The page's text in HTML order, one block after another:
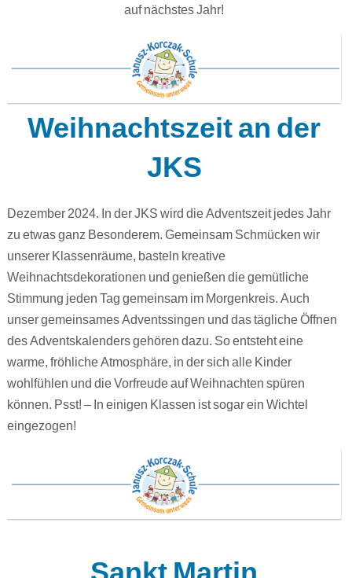
auf nächstes Jahr!
Weihnachtszeit an der
JKS
Dezember 2024. In der JKS wird die Adventszeit jedes Jahr
zu etwas ganz Besonderem. Gemeinsam Schmücken wir
unserer Klassenräume, basteln kreative
Weihnachtsdekorationen und genießen die gemütliche
Stimmung jeden Tag gemeinsam im Morgenkreis. Auch
unser gemeinsames Adventssingen und das tägliche Öffnen
des Adventskalenders gehören dazu. So entsteht eine
warme, fröhliche Atmosphäre, in der sich alle Kinder
wohlfühlen und die Vorfreude auf Weihnachten spüren
können. Psst! – In einigen Klassen ist sogar ein Wichtel
eingezogen!
Sankt Martin